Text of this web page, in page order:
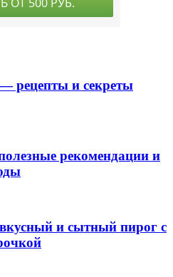
рецепты и секреты
рекомендации и
и сытный пирог с